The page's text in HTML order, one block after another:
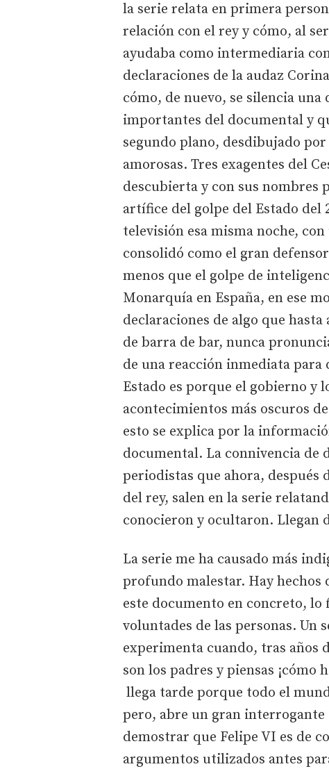
la serie relata en primera
relación con el rey y cómo, al
ayudaba como intermediaria
declaraciones de la audaz
cómo, de nuevo, se silencia
importantes del documental y
segundo plano, desdibujado
amorosas. Tres exagentes del
descubierta y con sus nombres
artífice del golpe del Estado del
televisión esa misma noche,
consolidó como el gran
menos que el golpe de
Monarquía en España, en ese
declaraciones de algo que
de barra de bar, nunca
de una reacción inmediata
Estado es porque el gobierno y
acontecimientos más oscuros
esto se explica por la
documental. La connivencia
periodistas que ahora, después
del rey, salen en la serie
conocieron y ocultaron. Llegan
La serie me ha causado más
profundo malestar. Hay hechos
este documento en concreto, lo
voluntades de las personas. Un
experimenta cuando, tras años
son los padres y piensas ¡cómo
llega tarde porque todo el
pero, abre un gran interrogante
demostrar que Felipe VI es de
argumentos utilizados antes